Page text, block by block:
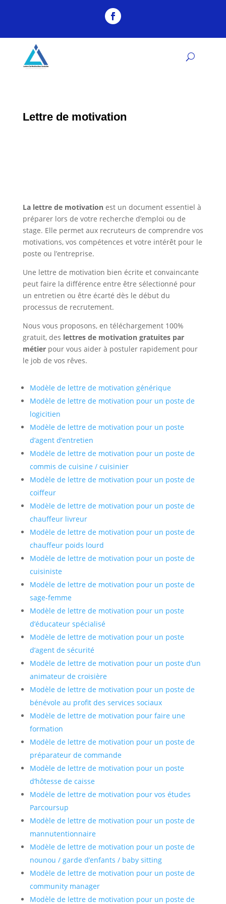
Lettre de motivation
La lettre de motivationest un document essentiel à
préparer lors de votre recherche d’emploi ou de
stage. Elle permet aux recruteurs de comprendre vos
motivations, vos compétences et votre intérêt pour le
poste ou l’entreprise.
Une lettre de motivation bien écrite et convaincante
peut faire la différence entre être sélectionné pour
un entretien ou être écarté dès le début du
processus de recrutement.
Nous vous proposons, en téléchargement 100%
gratuit, des lettres de motivation gratuites par
métier pour vous aider à postuler rapidement pour
le job de vos rêves.
Modèle de lettre de motivation générique
Modèle de lettre de motivation pour un poste de
logicitien
Modèle de lettre de motivation pour un poste
d’agent d’entretien
Modèle de lettre de motivation pour un poste de
commis de cuisine / cuisinier
Modèle de lettre de motivation pour un poste de
coiffeur
Modèle de lettre de motivation pour un poste de
chauffeur livreur
Modèle de lettre de motivation pour un poste de
chauffeur poids lourd
Modèle de lettre de motivation pour un poste de
cuisiniste
Modèle de lettre de motivation pour un poste de
sage-femme
Modèle de lettre de motivation pour un poste
d’éducateur spécialisé
Modèle de lettre de motivation pour un poste
d’agent de sécurité
Modèle de lettre de motivation pour un poste d’un
animateur de croisière
Modèle de lettre de motivation pour un poste de
bénévole au profit des services sociaux
Modèle de lettre de motivation pour faire une
formation
Modèle de lettre de motivation pour un poste de
préparateur de commande
Modèle de lettre de motivation pour un poste
d’hôtesse de caisse
Modèle de lettre de motivation pour vos études
Parcoursup
Modèle de lettre de motivation pour un poste de
mannutentionnaire
Modèle de lettre de motivation pour un poste de
nounou / garde d’enfants / baby sitting
Modèle de lettre de motivation pour un poste de
community manager
Modèle de lettre de motivation pour un poste de